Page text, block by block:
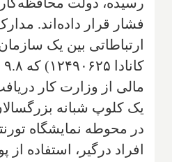
فشار قرار داده‌اند.
ارتباطاتی بین یک
مالی از وزارت کار
یک کلوپ شبانه
در محوطه نمایشگاه
افراد درگیر، استفاده از